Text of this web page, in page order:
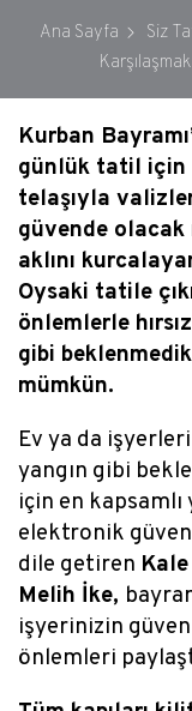
Ana Sayfa
Siz
Kurban
günlük tatil için
telaşıyla
güvende
aklını
Oysaki tatile
önlemlerle
gibi
mümkün.
Ev ya da
yangın gibi
için en
elektronik
dile getiren
Melih İke,
işyerinizin
önlemleri